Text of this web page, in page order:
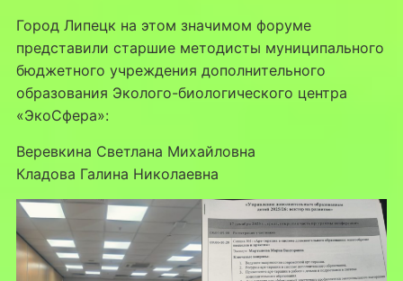
Город Липецк на этом значимом форуме
представили старшие методисты муниципального
бюджетного учреждения дополнительного
образования Эколого-биологического центра
«ЭкоСфера»:
Веревкина Светлана Михайловна
Кладова Галина Николаевна